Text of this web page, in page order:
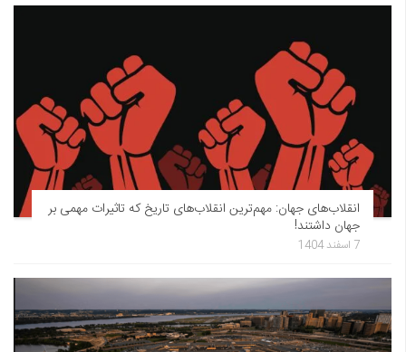
انقلاب‌های جهان: مهم‌ترین انقلاب‌های تاریخ که تاثیرات مهمی بر
جهان داشتند!
7 اسفند 1404